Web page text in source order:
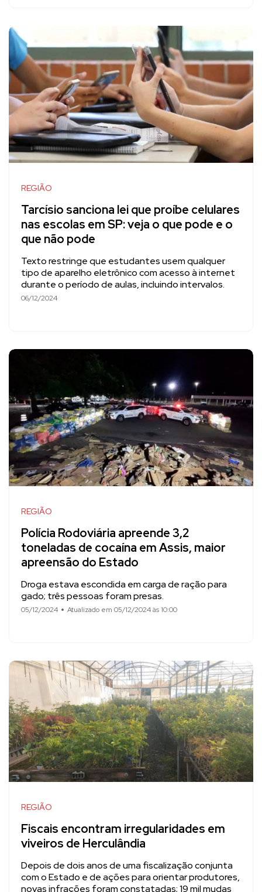
REGIÃO
Tarcísio sanciona lei que proíbe celulares
nas escolas em SP: veja o que pode e o
que não pode
Texto restringe que estudantes usem qualquer
tipo de aparelho eletrônico com acesso à internet
durante o período de aulas, incluindo intervalos.
06/12/2024
REGIÃO
Polícia Rodoviária apreende 3,2
toneladas de cocaína em Assis, maior
apreensão do Estado
Droga estava escondida em carga de ração para
gado; três pessoas foram presas.
05/12/2024 Atualizado em 05/12/2024 às 10:00
REGIÃO
Fiscais encontram irregularidades em
viveiros de Herculândia
Depois de dois anos de uma fiscalização conjunta
com o Estado e de ações para orientar produtores,
novas infrações foram constatadas; 19 mil mudas